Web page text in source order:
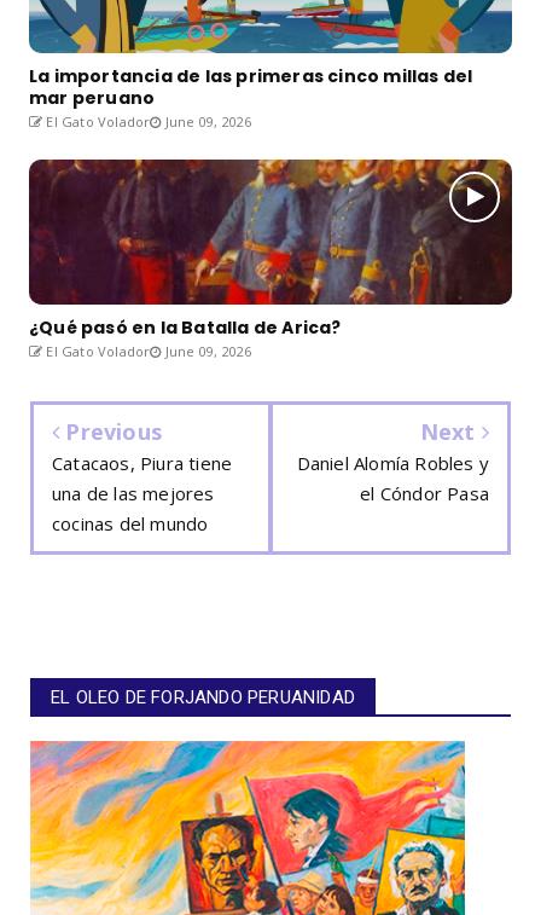
La importancia de las primeras cinco millas del
mar peruano
El Gato Volador June 09, 2026
¿Qué pasó en la Batalla de Arica?
El Gato Volador June 09, 2026
Previous
Catacaos, Piura tiene
una de las mejores
cocinas del mundo
Next
Daniel Alomía Robles y
el Cóndor Pasa
EL OLEO DE FORJANDO PERUANIDAD